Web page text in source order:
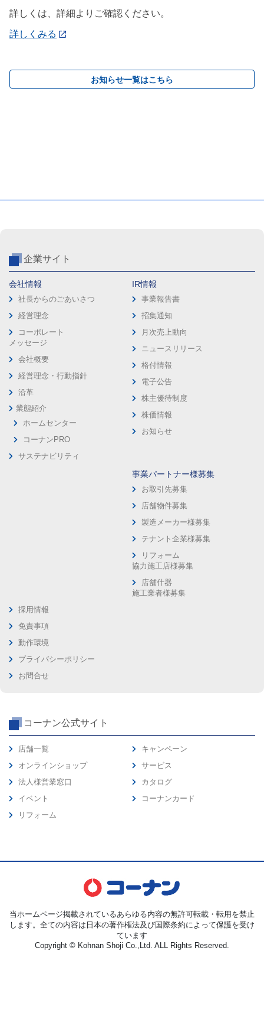
詳しくは、詳細よりご確認ください。
詳しくみる
お知らせ一覧はこちら
企業サイト
会社情報
社長からのごあいさつ
経営理念
コーポレート
メッセージ
会社概要
経営理念・行動指針
沿革
業態紹介
ホームセンター
コーナンPRO
サステナビリティ
IR情報
事業報告書
招集通知
月次売上動向
ニュースリリース
格付情報
電子公告
株主優待制度
株価情報
お知らせ
事業パートナー様募集
お取引先募集
店舗物件募集
製造メーカー様募集
テナント企業様募集
リフォーム
協力施工店様募集
店舗什器
施工業者様募集
採用情報
免責事項
動作環境
プライバシーポリシー
お問合せ
コーナン公式サイト
店舗一覧
オンラインショップ
法人様営業窓口
イベント
リフォーム
キャンペーン
サービス
カタログ
コーナンカード
当ホームページ掲載されているあらゆる内容の無許可転載・転用を禁止
します。全ての内容は日本の著作権法及び国際条約によって保護を受け
ています
Copyright © Kohnan Shoji Co.,Ltd. ALL Rights Reserved.